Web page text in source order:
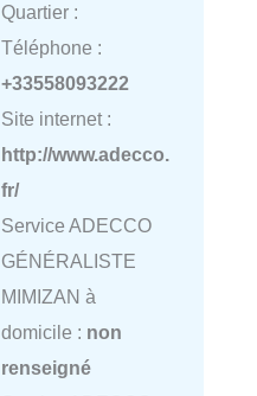
Quartier :
Téléphone :
+33558093222
Site internet :
http://www.adecco.
fr/
Service ADECCO
GÉNÉRALISTE
MIMIZAN à
domicile : non
renseigné